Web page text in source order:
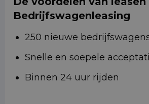
Bedrijfswagenleasing
250 nieuwe
Snelle en soepele
Binnen 24 uur rijden